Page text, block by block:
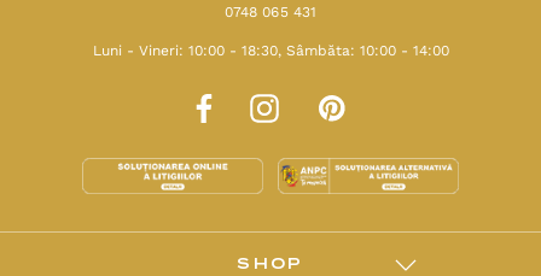
0748 065 431
Luni - Vineri: 10:00 - 18:30, Sâmbăta: 10:00 - 14:00
SHOP